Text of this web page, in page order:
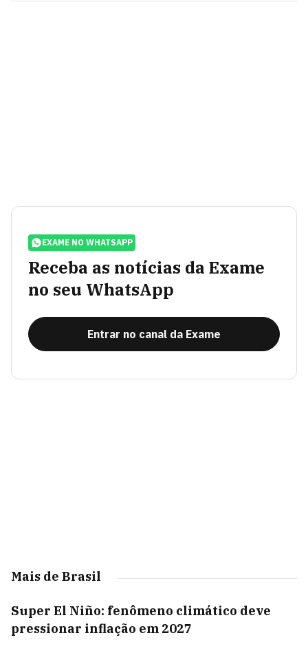
EXAME NO WHATSAPP
Receba as notícias da Exame
no seu WhatsApp
Entrar no canal da Exame
Mais de Brasil
Super El Niño: fenômeno climático deve
pressionar inflação em 2027